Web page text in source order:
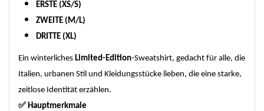
ERSTE (XS/S)
ZWEITE (M/L)
DRITTE (XL)
Ein winterliches Limited-Edition-Sweatshirt, gedacht für alle, die
Italien, urbanen Stil und Kleidungsstücke lieben, die eine starke,
zeitlose Identität erzählen.
✅ Hauptmerkmale